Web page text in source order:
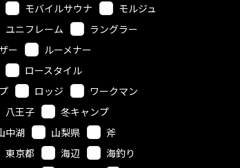
モバイルサウナ
モルジュ
ユニフレーム
ラングラー
ー
ルーメナー
ロースタイル
ロッジ
ワークマン
八王子
冬キャンプ
中湖 山梨県
斧
東京都 海辺
海釣り